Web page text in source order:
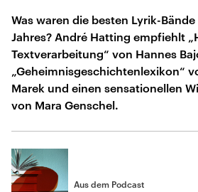
Was waren die besten Lyrik-
Jahres? André Hatting empfiehlt
Textverarbeitung“ von Hannes
„Geheimnisgeschichtenlexikon“
Marek und einen sensationellen
von Mara Genschel.
Aus dem Podcast